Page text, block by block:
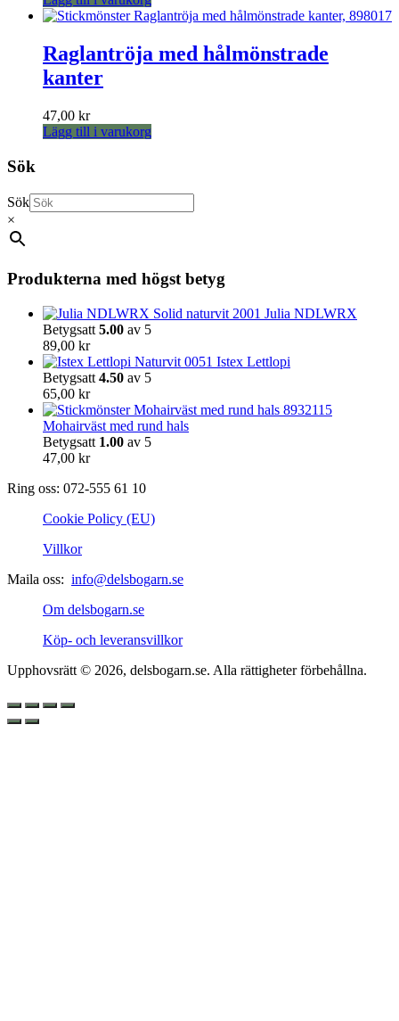
olika
alternativen
väljas
på
Raglantröja med hålmönstrade
kanter
47,00 kr
Lägg till i varukorg
Sök
Sök
×
Produkterna med högst betyg
Julia NDLWRX
Betygsatt 5.00 av 5
89,00 kr
Istex Lettlopi
Betygsatt 4.50 av 5
65,00 kr
Mohairväst med rund hals
Betygsatt 1.00 av 5
47,00 kr
Ring oss: 072-555 61 10
Cookie Policy (EU)
Villkor
Maila oss: info@delsbogarn.se
Om delsbogarn.se
Köp- och leveransvillkor
Upphovsrätt © 2026, delsbogarn.se. Alla rättigheter förbehållna.